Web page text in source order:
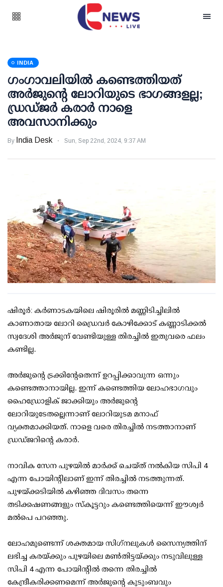
INDIA
ഗംഗാവലിയില്‍ കണ്ടെത്തിയത്
അര്‍ജുന്റെ ലോറിയുടെ ഭാഗങ്ങളല്ല;
ഡ്രഡ്ജര്‍ കരാര്‍ നാളെ
അവസാനിക്കും
By India Desk Sun, Sep 22nd, 2024, 9:37 AM
ഷിരൂര്‍: കര്‍ണാടകയിലെ ഷിരൂരില്‍ മണ്ണിടിച്ചിലില്‍
കാണാതായ ലോറി ഡ്രൈവര്‍ കോഴിക്കോട് കണ്ണാടിക്കല്‍
സ്വദേശി അര്‍ജുന് വേണ്ടിയുള്ള തിരച്ചില്‍ ഇതുവരെ ഫലം
കണ്ടില്ല.
അര്‍ജുന്റെ ട്രക്കിന്റേതെന്ന് ഉറപ്പിക്കാവുന്ന ഒന്നും
കണ്ടെത്താനായില്ല. ഇന്ന് കണ്ടെത്തിയ ലോഹഭാഗവും
ഹൈഡ്രോളിക് ജാക്കിയും അര്‍ജുന്റെ
ലോറിയുടേതല്ലെന്നാണ് ലോറിയുടമ മനാഫ്
വ്യക്തമാക്കിയത്. നാളെ വരെ തിരച്ചില്‍ നടത്താനാണ്
ഡ്രഡ്ജറിന്റെ കരാര്‍.
നാവിക സേന പുഴയില്‍ മാര്‍ക്ക് ചെയ്ത് നല്‍കിയ സിപി 4
എന്ന പോയിന്റിലാണ് ഇന്ന് തിരച്ചില്‍ നടത്തുന്നത്.
പുഴയ്ക്കടിയില്‍ കഴിഞ്ഞ ദിവസം തന്നെ
തടിക്കഷണങ്ങളും സ്‌കൂട്ടറും കണ്ടെത്തിയെന്ന് ഈശ്വര്‍
മല്‍പെ പറഞ്ഞു.
ലോഹമുണ്ടെന്ന് ശക്തമായ സിഗ്‌നലുകള്‍ സൈന്യത്തിന്
ലഭിച്ച കരയ്ക്കും പുഴയിലെ മണ്‍തിട്ടയ്ക്കും നടുവിലുള്ള
സിപി 4 എന്ന പോയിന്റില്‍ തന്നെ തിരച്ചില്‍
കേന്ദ്രീകരിക്കണമെന്ന് അര്‍ജുന്റെ കുടുംബവും